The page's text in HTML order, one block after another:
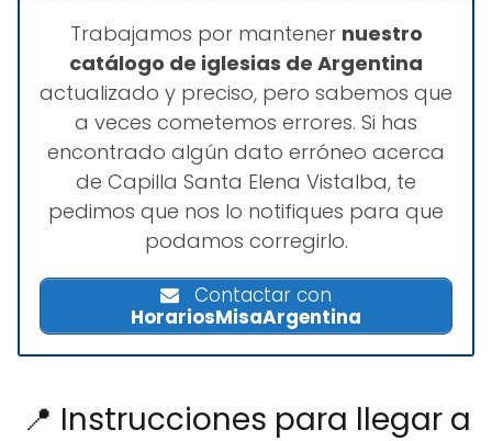
Trabajamos por mantener nuestro
catálogo de iglesias de Argentina
actualizado y preciso, pero sabemos que
a veces cometemos errores. Si has
encontrado algún dato erróneo acerca
de Capilla Santa Elena Vistalba, te
pedimos que nos lo notifiques para que
podamos corregirlo.
Contactar con
HorariosMisaArgentina
📍 Instrucciones para llegar a